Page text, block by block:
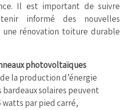
Il est important de suivre
informé des nouvelles
rénovation toiture durable
photovoltaïques
la production d’énergie
bardeaux solaires peuvent
watts par pied carré,